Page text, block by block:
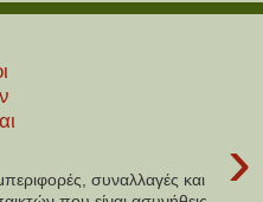
›
συναλλαγές και